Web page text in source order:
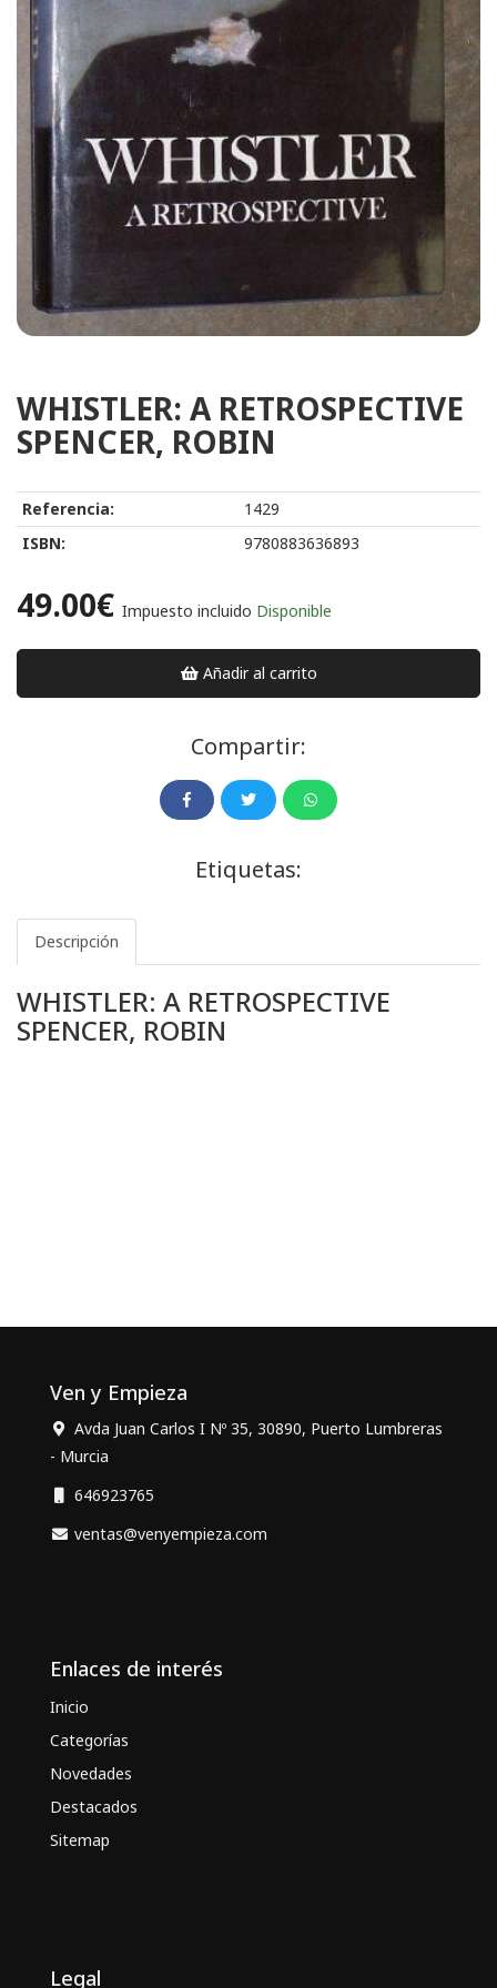
WHISTLER: A RETROSPECTIVE
SPENCER, ROBIN
Referencia:
1429
ISBN:
9780883636893
49.00€ Impuesto incluido Disponible
Añadir al carrito
Compartir:
Etiquetas:
Descripción
WHISTLER: A RETROSPECTIVE
SPENCER, ROBIN
Ven y Empieza
Avda Juan Carlos I Nº 35, 30890, Puerto Lumbreras
- Murcia
646923765
ventas@venyempieza.com
Enlaces de interés
Inicio
Categorías
Novedades
Destacados
Sitemap
Legal